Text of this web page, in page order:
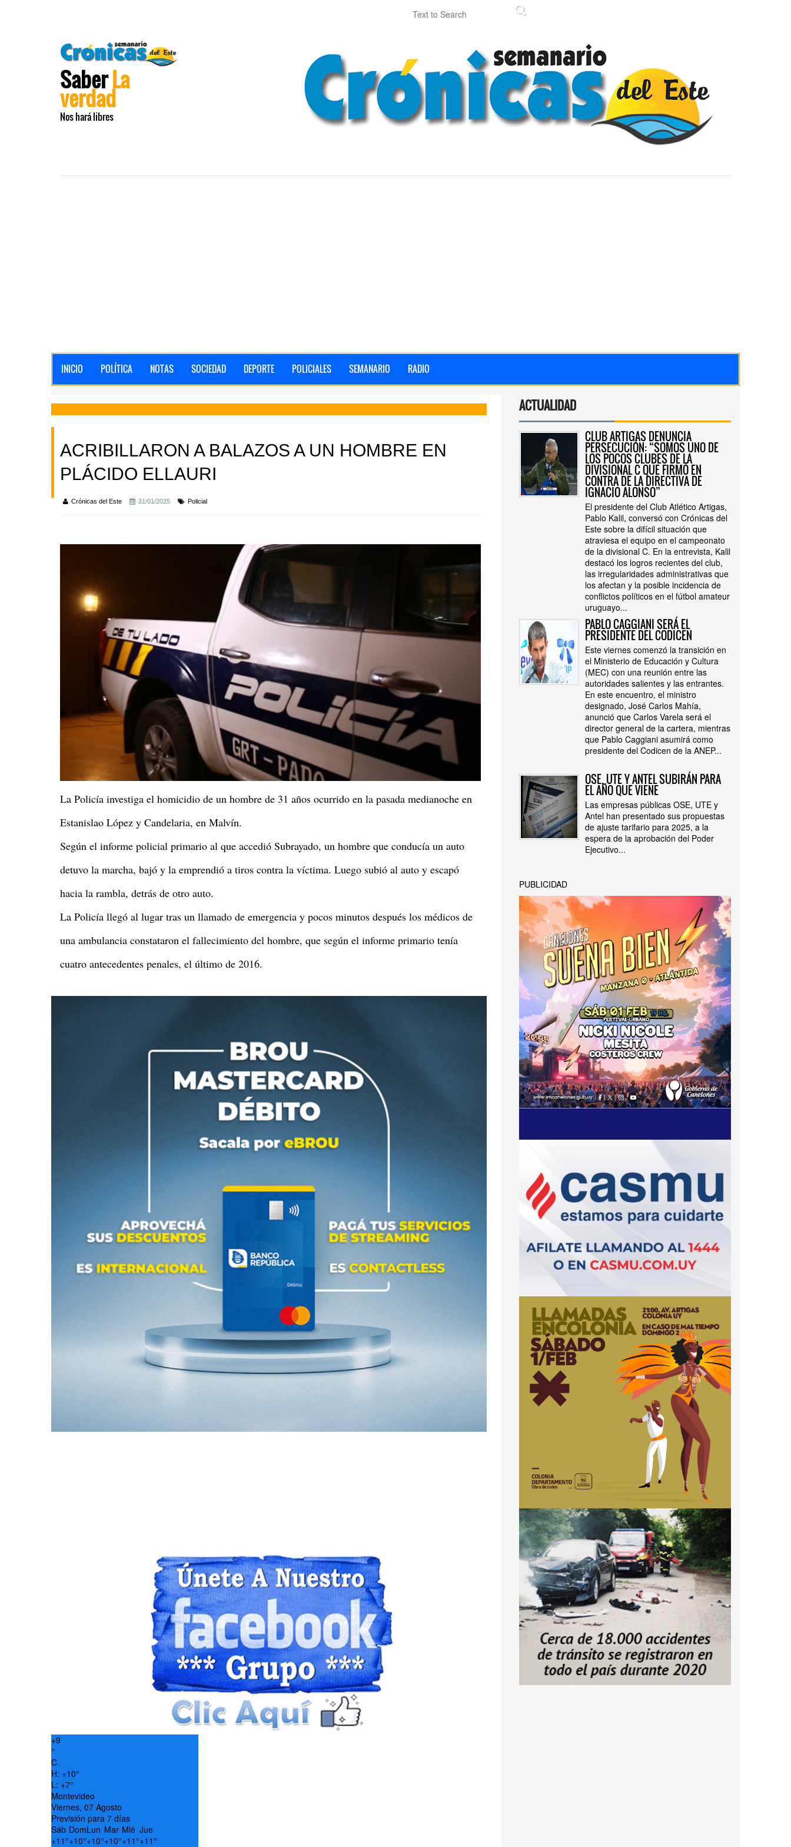
SaberLa
verdad
Nos hará libres
INICIO POLÍTICA NOTAS SOCIEDAD DEPORTE POLICIALES SEMANARIO RADIO
ACRIBILLARON A BALAZOS A UN HOMBRE EN
PLÁCIDO ELLAURI
Crónicas del Este 31/01/2025 Policial
La Policía investiga el homicidio de un hombre de 31 años ocurrido en la pasada medianoche en
Estanislao López y Candelaria, en Malvín.
Según el informe policial primario al que accedió Subrayado, un hombre que conducía un auto
detuvo la marcha, bajó y la emprendió a tiros contra la víctima. Luego subió al auto y escapó
hacia la rambla, detrás de otro auto.
La Policía llegó al lugar tras un llamado de emergencia y pocos minutos después los médicos de
una ambulancia constataron el fallecimiento del hombre, que según el informe primario tenía
cuatro antecedentes penales, el último de 2016.
+9
°
C
H: +10°
L: +7°
Montevideo
Viernes, 07 Agosto
Previsión para 7 días
Sáb DomLun Mar Mié Jue
+11°+10°+10°+10°+11°+11°
ACTUALIDAD
CLUB ARTIGAS DENUNCIA
PERSECUCIÓN: “SOMOS UNO DE
LOS POCOS CLUBES DE LA
DIVISIONAL C QUE FIRMÓ EN
CONTRA DE LA DIRECTIVA DE
IGNACIO ALONSO”
El presidente del Club Atlético Artigas,
Pablo Kalil, conversó con Crónicas del
Este sobre la difícil situación que
atraviesa el equipo en el campeonato
de la divisional C. En la entrevista, Kalil
destacó los logros recientes del club,
las irregularidades administrativas que
los afectan y la posible incidencia de
conflictos políticos en el fútbol amateur
uruguayo...
PABLO CAGGIANI SERÁ EL
PRESIDENTE DEL CODICEN
Este viernes comenzó la transición en
el Ministerio de Educación y Cultura
(MEC) con una reunión entre las
autoridades salientes y las entrantes.
En este encuentro, el ministro
designado, José Carlos Mahía,
anunció que Carlos Varela será el
director general de la cartera, mientras
que Pablo Caggiani asumirá como
presidente del Codicen de la ANEP...
OSE, UTE Y ANTEL SUBIRÁN PARA
EL AÑO QUE VIENE
Las empresas públicas OSE, UTE y
Antel han presentado sus propuestas
de ajuste tarifario para 2025, a la
espera de la aprobación del Poder
Ejecutivo...
PUBLICIDAD